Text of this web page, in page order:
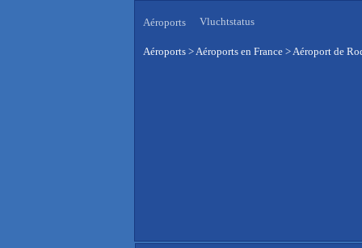
Aéroports Vluchtstatus
Aéroports >Aéroports en France >Aéroport de